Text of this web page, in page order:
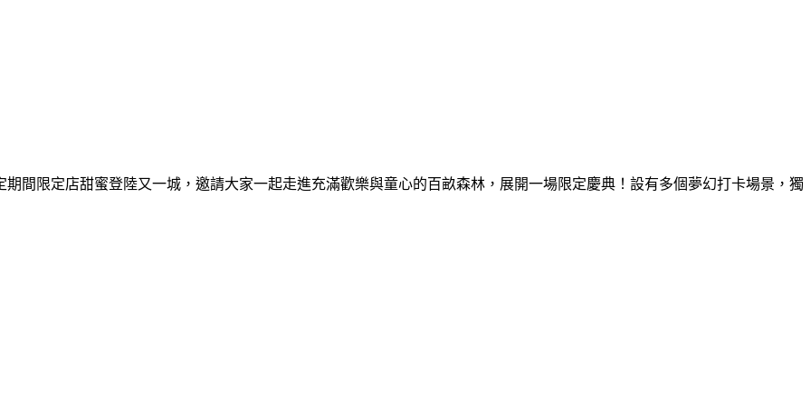
間限定店甜蜜登陸又一城，邀請大家一起走進充滿歡樂與童心的百畝森林，展開一場限定慶典！設有多個夢幻打卡場景，獨